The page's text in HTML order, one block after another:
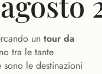
un tour da
tra le tante
sono le destinazioni